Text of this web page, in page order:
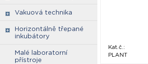
Vakuová technika
Horizontálně třepané
inkubátory
Malé laboratorní
přístroje
Kat.č.:
PLANT